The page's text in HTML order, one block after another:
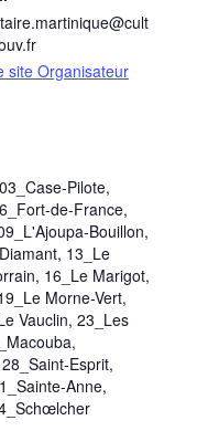
site Organisateur
Pilote,
de-France,
Bouillon,
13_Le
16_Le Marigot,
Morne-Vert,
Vauclin, 23_Les
Esprit,
Anne,